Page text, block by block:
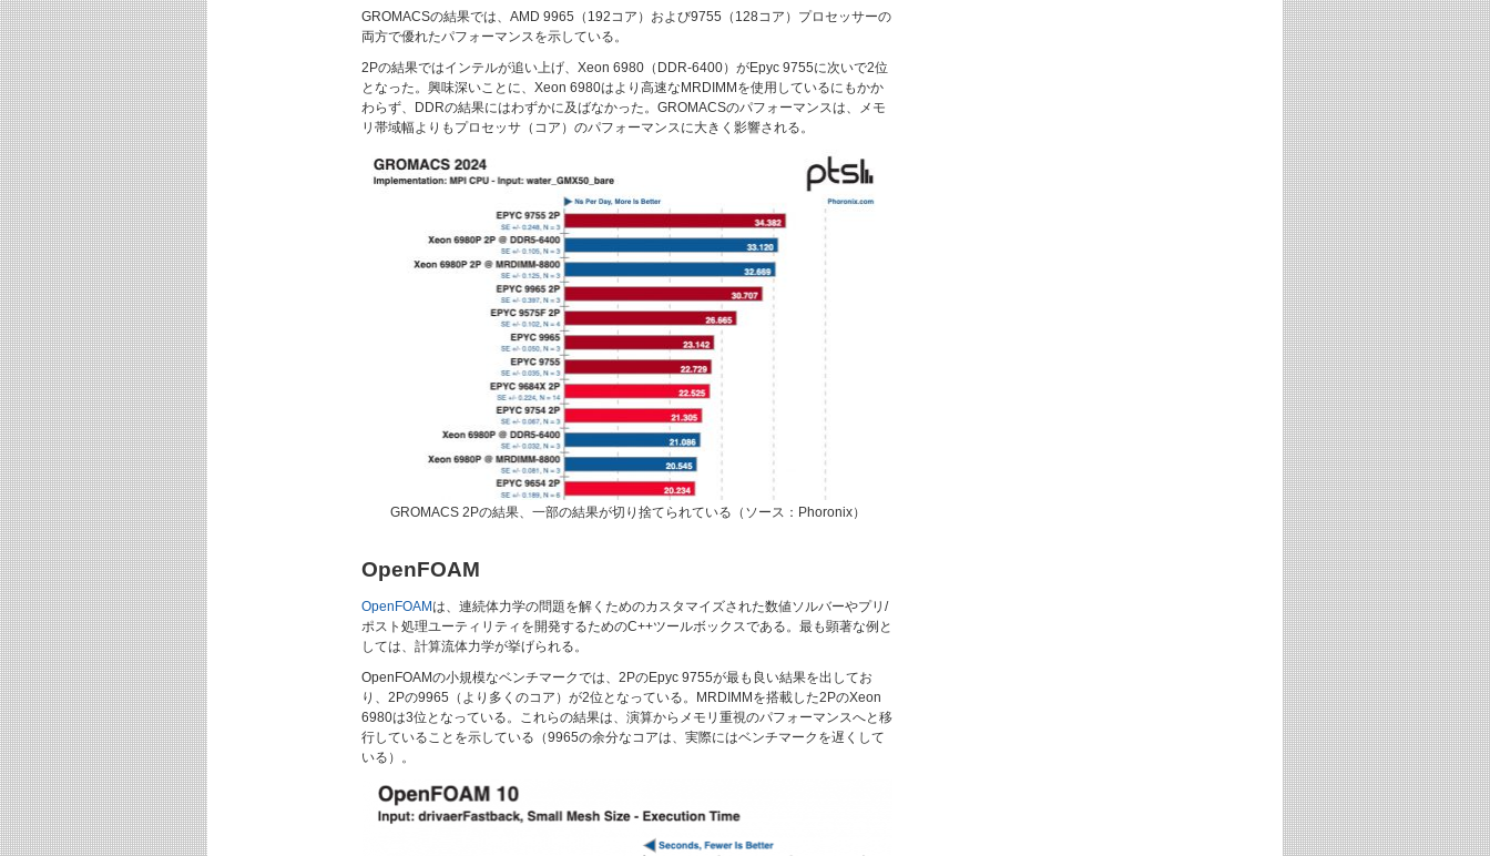
GROMACSの結果では、AMD 9965（192コア）および9755（128コア）プロセッサーの
両方で優れたパフォーマンスを示している。
2Pの結果ではインテルが追い上げ、Xeon 6980（DDR-6400）がEpyc 9755に次いで2位
となった。興味深いことに、Xeon 6980はより高速なMRDIMMを使用しているにもかか
わらず、DDRの結果にはわずかに及ばなかった。GROMACSのパフォーマンスは、メモ
リ帯域幅よりもプロセッサ（コア）のパフォーマンスに大きく影響される。
GROMACS 2Pの結果、一部の結果が切り捨てられている（ソース：Phoronix）
OpenFOAM
OpenFOAMは、連続体力学の問題を解くためのカスタマイズされた数値ソルバーやプリ/
ポスト処理ユーティリティを開発するためのC++ツールボックスである。最も顕著な例と
しては、計算流体力学が挙げられる。
OpenFOAMの小規模なベンチマークでは、2PのEpyc 9755が最も良い結果を出してお
り、2Pの9965（より多くのコア）が2位となっている。MRDIMMを搭載した2PのXeon
6980は3位となっている。これらの結果は、演算からメモリ重視のパフォーマンスへと移
行していることを示している（9965の余分なコアは、実際にはベンチマークを遅くして
いる）。